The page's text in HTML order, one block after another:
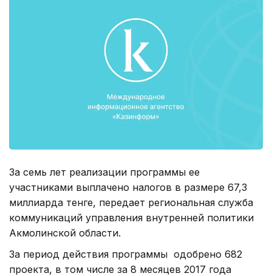
За семь лет реализации программы ее
участниками выплачено налогов в размере 67,3
миллиарда тенге, передает региональная служба
коммуникаций управления внутренней политики
Акмолинской области.
За период действия программы одобрено 682
проекта, в том числе за 8 месяцев 2017 года